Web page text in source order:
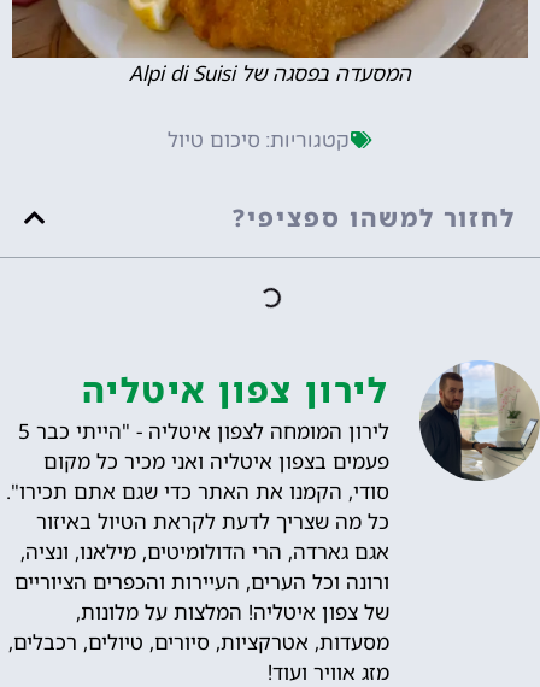
המסעדה בפסגה של Alpi di Suisi
קטגוריות: סיכום טיול
לחזור למשהו ספציפי?
לירון צפון איטליה
לירון המומחה לצפון איטליה - "הייתי כבר 5
פעמים בצפון איטליה ואני מכיר כל מקום
סודי, הקמנו את האתר כדי שגם אתם תכירו".
כל מה שצריך לדעת לקראת הטיול באיזור
אגם גארדה, הרי הדולומיטים, מילאנו, ונציה,
ורונה וכל הערים, העיירות והכפרים הציוריים
של צפון איטליה! המלצות על מלונות,
מסעדות, אטרקציות, סיורים, טיולים, רכבלים,
מזג אוויר ועוד!